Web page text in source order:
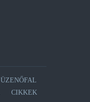
ÜZENŐFAL
CIKKEK